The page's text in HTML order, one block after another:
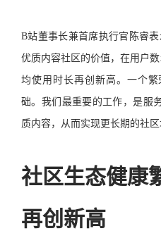
B站董事长兼首席执行官陈睿
优质内容社区的价值，在用户
均使用时长再创新高。一个
础。我们最重要的工作，是服
质内容，从而实现更长期的社
社区生态健康
再创新高